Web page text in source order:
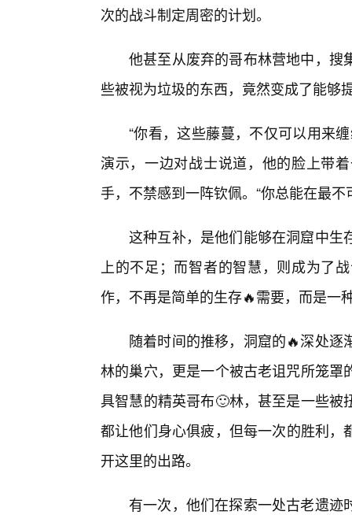
次的战斗制定周密的计划。
他甚至从废弃的哥布林营地中，搜
些被视为垃圾的东西，竟然变成了能够
“你看，这些藤蔓，不仅可以用来
演示，一边对战士说道，他的脸上带
手，不禁感到一阵钦佩。“你总能在最
这种互补，是他们能够在洞窟中生
上的不足；而智者的智慧，则成为了
作，不再是简单的生存🔥需要，而是一
随着时间的推移，洞窟的🔥深处
林的巢穴，更是一个被古老诅咒所笼
具智慧的精英哥布🙂林，甚至是一些
都让他们身心俱疲，但每一次的胜利
开这里的出路。
有一次，他们在探索一处古老遗